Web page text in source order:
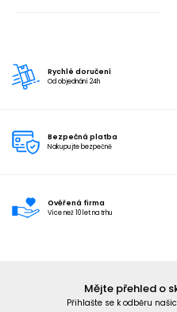
Rychlé doručení
Od objednání 24h
Bezpečná platba
Nakupujte bezpečně
Ověřená firma
Více než 10 let na trhu
Mějte přehled o
Přihlašte se k odběru